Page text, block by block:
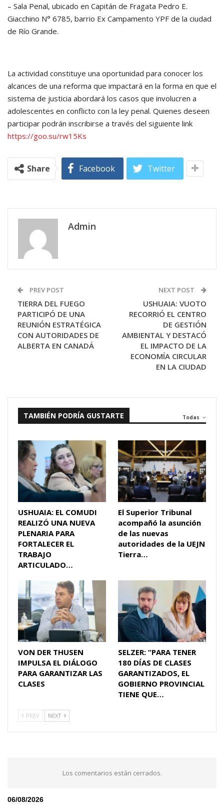
– Sala Penal, ubicado en Capitán de Fragata Pedro E.
Giacchino N° 6785, barrio Ex Campamento YPF de la ciudad
de Río Grande.
La actividad constituye una oportunidad para conocer los
alcances de una reforma que impactará en la forma en que el
sistema de justicia abordará los casos que involucren a
adolescentes en conflicto con la ley penal. Quienes deseen
participar podrán inscribirse a través del siguiente link
https://goo.su/rw15Ks
Share Facebook Twitter
Admin
PREV POST
TIERRA DEL FUEGO
PARTICIPÓ DE UNA
REUNIÓN ESTRATÉGICA
CON AUTORIDADES DE
ALBERTA EN CANADÁ
NEXT POST
USHUAIA: VUOTO
RECORRIÓ EL CENTRO
DE GESTIÓN
AMBIENTAL Y DESTACÓ
EL IMPACTO DE LA
ECONOMÍA CIRCULAR
EN LA CIUDAD
Todas
TAMBIÉN PODRÍA GUSTARTE
USHUAIA: EL COMUDI
REALIZÓ UNA NUEVA
PLENARIA PARA
FORTALECER EL
TRABAJO
ARTICULADO…
El Superior Tribunal
acompañó la asunción
de las nuevas
autoridades de la UEJN
Tierra…
VON DER THUSEN
IMPULSA EL DIÁLOGO
PARA GARANTIZAR LAS
CLASES
SELZER: “PARA TENER
180 DÍAS DE CLASES
GARANTIZADOS, EL
GOBIERNO PROVINCIAL
TIENE QUE…
PREV NEXT
Los comentarios están cerrados.
06/08/2026